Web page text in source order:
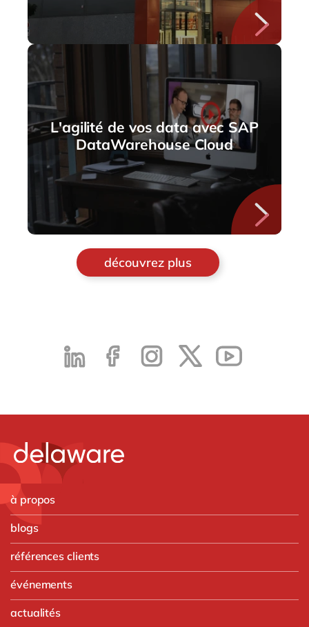
L'agilité de vos data avec SAP
DataWarehouse Cloud
découvrez plus
à propos
blogs
références clients
événements
actualités